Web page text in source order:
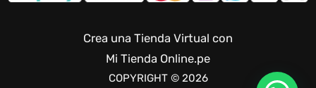
Crea una Tienda Virtual con
Mi Tienda Online.pe
COPYRIGHT © 2026